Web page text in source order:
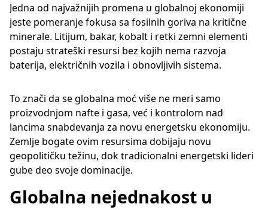
Jedna od najvažnijih promena u globalnoj ekonomiji
jeste pomeranje fokusa sa fosilnih goriva na kritične
minerale. Litijum, bakar, kobalt i retki zemni elementi
postaju strateški resursi bez kojih nema razvoja
baterija, električnih vozila i obnovljivih sistema.
To znači da se globalna moć više ne meri samo
proizvodnjom nafte i gasa, već i kontrolom nad
lancima snabdevanja za novu energetsku ekonomiju.
Zemlje bogate ovim resursima dobijaju novu
geopolitičku težinu, dok tradicionalni energetski lideri
gube deo svoje dominacije.
Globalna nejednakost u